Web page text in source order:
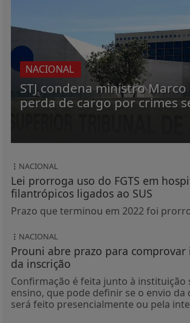
NACIONAL
STJ condena ministro Marco
perda de cargo por crimes
NACIONAL
Lei prorroga uso do FGTS em
filantrópicos ligados ao SUS
Prazo que terminou em 2022 foi
NACIONAL
Prouni abre prazo para comprovar
da inscrição
Confirmação é feita junto à instituição
ensino, que pode definir se o envio da
será feito presencialmente ou pela